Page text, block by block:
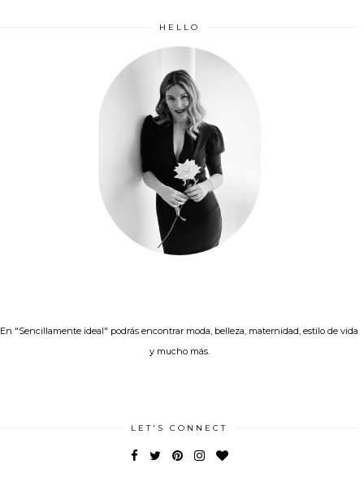
HELLO
En "Sencillamente ideal" podrás encontrar moda, belleza, maternidad, estilo de vida
y mucho más.
LET'S CONNECT